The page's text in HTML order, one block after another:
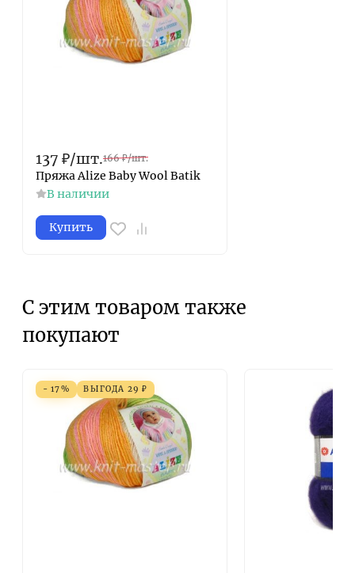
137 ₽/шт.166 ₽/шт.
Пряжа Alize Baby Wool Batik
В наличии
Купить
С этим товаром также
покупают
- 17% ВЫГОДА 29 ₽